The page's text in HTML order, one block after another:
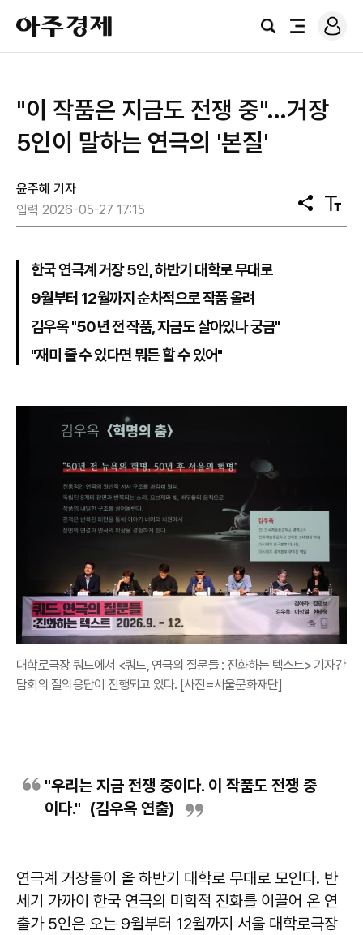
아
주
경
검
전
로
그
"이 작품은 지금도 전쟁 중"…거장
5인이 말하는 연극의 '본질'
윤주혜 기자
입력 2026-05-27 17:15
공
유
텍
스
한국 연극계 거장 5인, 하반기 대학로 무대로
9월부터 12월까지 순차적으로 작품 올려
김우옥 "50년 전 작품, 지금도 살아있나 궁금"
"재미 줄 수 있다면 뭐든 할 수 있어"
대학로극장 쿼드에서 <쿼드, 연극의 질문들 : 진화하는 텍스트> 기자간
담회의 질의응답이 진행되고 있다. [사진=서울문화재단]
"우리는 지금 전쟁 중이다. 이 작품도 전쟁 중
이다." (김우옥 연출)
연극계 거장들이 올 하반기 대학로 무대로 모인다. 반
세기 가까이 한국 연극의 미학적 진화를 이끌어 온 연
출가 5인은 오는 9월부터 12월까지 서울 대학로극장